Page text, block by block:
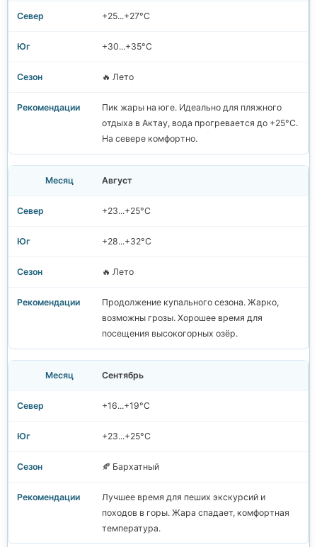
+25...+27°C
+30...+35°C
🔥 Лето
Пик жары на юге. Идеально для пляжного
отдыха в Актау, вода прогревается до +25°C.
На севере комфортно.
Август
+23...+25°C
+28...+32°C
🔥 Лето
Продолжение купального сезона. Жарко,
возможны грозы. Хорошее время для
посещения высокогорных озёр.
Сентябрь
+16...+19°C
+23...+25°C
🍂 Бархатный
Лучшее время для пеших экскурсий и
походов в горы. Жара спадает, комфортная
температура.